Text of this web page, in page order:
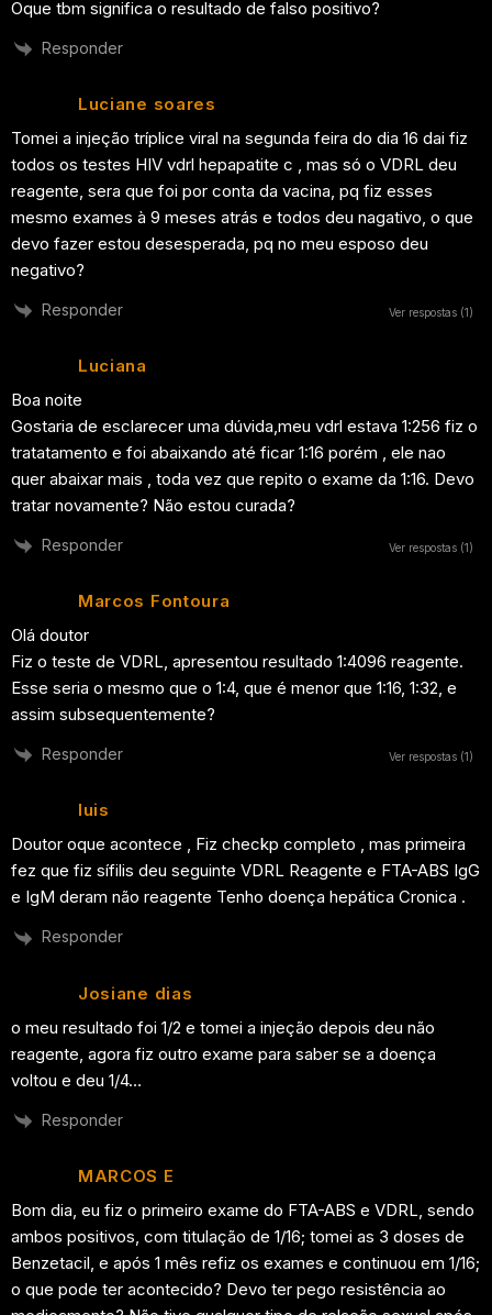
Oque tbm significa o resultado de falso positivo?
Responder
Luciane soares
Tomei a injeção tríplice viral na segunda feira do dia 16 dai fiz
todos os testes HIV vdrl hepapatite c , mas só o VDRL deu
reagente, sera que foi por conta da vacina, pq fiz esses
mesmo exames à 9 meses atrás e todos deu nagativo, o que
devo fazer estou desesperada, pq no meu esposo deu
negativo?
Responder Ver respostas (1)
Luciana
Boa noite
Gostaria de esclarecer uma dúvida,meu vdrl estava 1:256 fiz o
tratatamento e foi abaixando até ficar 1:16 porém , ele nao
quer abaixar mais , toda vez que repito o exame da 1:16. Devo
tratar novamente? Não estou curada?
Responder Ver respostas (1)
Marcos Fontoura
Olá doutor
Fiz o teste de VDRL, apresentou resultado 1:4096 reagente.
Esse seria o mesmo que o 1:4, que é menor que 1:16, 1:32, e
assim subsequentemente?
Responder Ver respostas (1)
luis
Doutor oque acontece , Fiz checkp completo , mas primeira
fez que fiz sífilis deu seguinte VDRL Reagente e FTA-ABS IgG
e IgM deram não reagente Tenho doença hepática Cronica .
Responder
Josiane dias
o meu resultado foi 1/2 e tomei a injeção depois deu não
reagente, agora fiz outro exame para saber se a doença
voltou e deu 1/4…
Responder
MARCOS E
Bom dia, eu fiz o primeiro exame do FTA-ABS e VDRL, sendo
ambos positivos, com titulação de 1/16; tomei as 3 doses de
Benzetacil, e após 1 mês refiz os exames e continuou em 1/16;
o que pode ter acontecido? Devo ter pego resistência ao